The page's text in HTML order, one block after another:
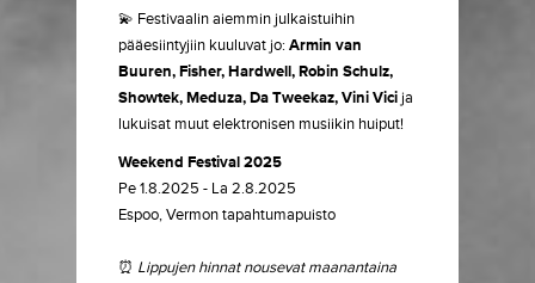
💫 Festivaalin aiemmin julkaistuihin
pääesiintyjiin kuuluvat jo: Armin van
Buuren, Fisher, Hardwell, Robin Schulz,
Showtek, Meduza, Da Tweekaz, Vini Vici ja
lukuisat muut elektronisen musiikin huiput!
Weekend Festival 2025
Pe 1.8.2025 - La 2.8.2025
Espoo, Vermon tapahtumapuisto
⏰ Lippujen hinnat nousevat maanantaina